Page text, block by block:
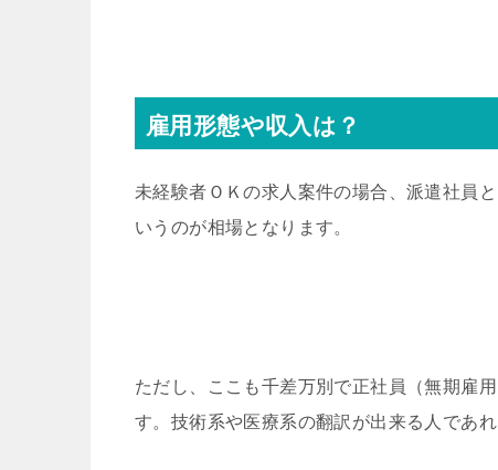
雇用形態や収入は？
未経験者ＯＫの求人案件の場合、派遣社員
いうのが相場となります。
ただし、ここも千差万別で正社員（無期雇
す。技術系や医療系の翻訳が出来る人であ